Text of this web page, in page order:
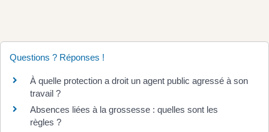
Questions ? Réponses !
À quelle protection a droit un agent public agressé à son
travail ?
Absences liées à la grossesse : quelles sont les
règles ?